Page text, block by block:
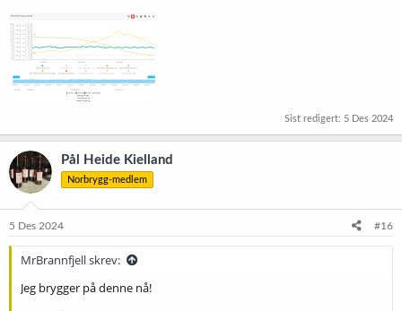
Sist redigert: 5 Des 2024
Pål Heide Kielland
Norbrygg-medlem
5 Des 2024 #16
MrBrannfjell skrev:
Jeg brygger på denne nå!